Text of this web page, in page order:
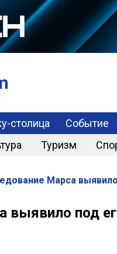
столица Событие
Туризм
Марса
выявило под